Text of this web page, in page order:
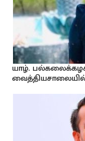
யாழ்.
வைத்தியசாலையில்